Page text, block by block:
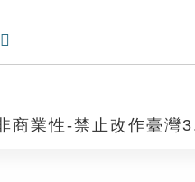
商業性-禁止改作臺灣